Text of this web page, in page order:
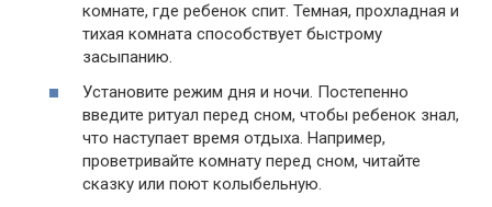
комнате, где ребенок спит. Темная, прохладная и
тихая комната способствует быстрому
засыпанию.
Установите режим дня и ночи. Постепенно
введите ритуал перед сном, чтобы ребенок знал,
что наступает время отдыха. Например,
проветривайте комнату перед сном, читайте
сказку или поют колыбельную.